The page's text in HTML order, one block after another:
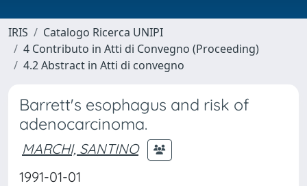
IRIS
Catalogo Ricerca UNIPI
4 Contributo in Atti di Convegno (Proceeding)
4.2 Abstract in Atti di convegno
Barrett's esophagus and risk of
adenocarcinoma.
MARCHI, SANTINO
1991-01-01